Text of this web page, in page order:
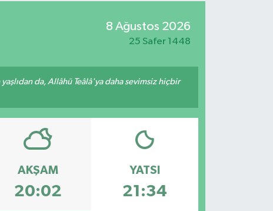
8 Ağustos 2026
25 Safer 1448
da, Allâhü Teâlâ'ya daha sevimsiz hiçbir
AKŞAM
20:02
YATSI
21:34